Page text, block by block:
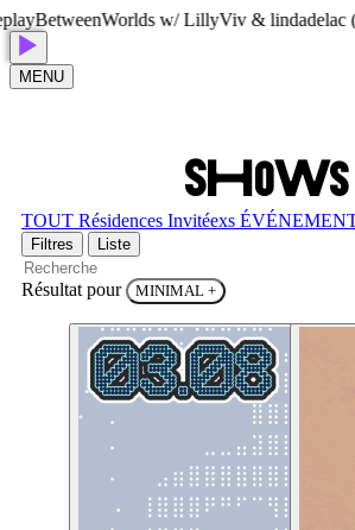
w/ LillyViv & lindadelac
MENU
SHOWS
TOUT Résidences Invitéexs
Filtres Liste
Résultat pour MINIMAL +